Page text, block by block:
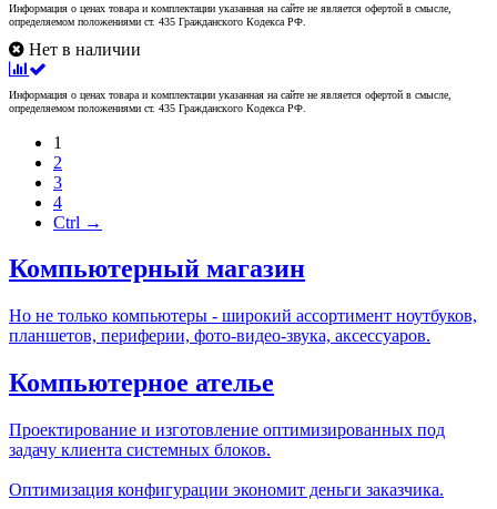
Информация о ценах товара и комплектации указанная на сайте не является офертой в смысле,
определяемом положениями ст. 435 Гражданского Кодекса РФ.
Нет в наличии
Информация о ценах товара и комплектации указанная на сайте не является офертой в смысле,
определяемом положениями ст. 435 Гражданского Кодекса РФ.
1
2
3
4
Ctrl →
Компьютерный магазин
Но не только компьютеры - широкий ассортимент ноутбуков,
планшетов, периферии, фото-видео-звука, аксессуаров.
Компьютерное ателье
Проектирование и изготовление оптимизированных под
задачу клиента системных блоков.
Оптимизация конфигурации экономит деньги заказчика.